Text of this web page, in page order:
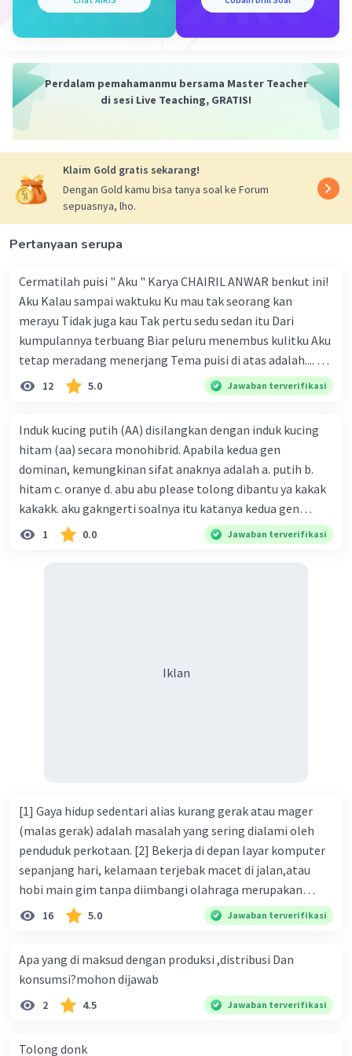
Jawaban terverifikasi
mikroorganisme yang membawa patogen di
dalam salmon, pengolahan secara mentah pun
serta penuh ketelitian agar menghasilkan
produk olahan yang layak pangan
Beri Rating ·0.0(0) Balas
Perdalam pemahamanmu bersama Master Teacher
di sesi Live Teaching, GRATIS!
Klaim Gold gratis sekarang!
Dengan Gold kamu bisa tanya soal ke Forum
sepuasnya, lho.
Pertanyaan serupa
Cermatilah puisi " Aku " Karya CHAIRIL ANWAR benkut ini!
Aku Kalau sampai waktuku Ku mau tak seorang kan
merayu Tidak juga kau Tak pertu sedu sedan itu Dari
kumpulannya terbuang Biar peluru menembus kulitku Aku
tetap meradang menerjang Tema puisi di atas adalah.... A.
ketekunan dan kemauan seseorang dalam
memperjuangan hak dirinya B. kemauan untuk hidup
mendapatkan cinta sejati D. seseorang yang tidak mau
diganggu oleh siapapun E. kepasrahan kepada keadaan
yang sedang terjadi
12 5.0 Jawaban terverifikasi
Induk kucing putih (AA) disilangkan dengan induk kucing
hitam (aa) secara monohibrid. Apabila kedua gen
dominan, kemungkinan sifat anaknya adalah a. putih b.
hitam c. oranye d. abu abu please tolong dibantu ya kakak
kakakk. aku gakngerti soalnya itu katanya kedua gen
dominan tapi itu ditulisnya AA dan aa
1 0.0 Jawaban terverifikasi
Iklan
[1] Gaya hidup sedentari alias kurang gerak atau mager
(malas gerak) adalah masalah yang sering dialami oleh
penduduk perkotaan. [2] Bekerja di depan layar komputer
sepanjang hari, kelamaan terjebak macet di jalan,atau
hobi main gim tanpa diimbangi olahraga merupakan
bentuk dari gaya hidup sedentari. [3] Jika Anda termasuk
salah satu orang yang sering melakukan berbagai
hidup sedentari sangat berbahaya karena membuat Anda
berisiko terkena diabetes tipe 2. [5] Gaya hidup sedentari
menyebabkan masyarakat, terutama penduduk kota,
sudah berapa kali Anda dalam menggunakan aplikasi
16 5.0 Jawaban terverifikasi
Apa yang di maksud dengan produksi ,distribusi Dan
konsumsi?mohon dijawab
2 4.5 Jawaban terverifikasi
Tolong donk